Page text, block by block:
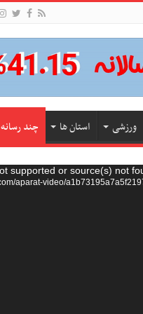
ورزشی استان ها چند
supported or source(s) not